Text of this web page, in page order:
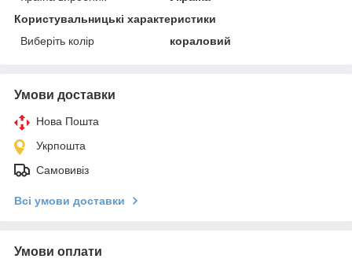
Користувальницькі характеристики
Виберіть колір
кораловий
Умови доставки
Нова Пошта
Укрпошта
Самовивіз
Всі умови доставки
Умови оплати